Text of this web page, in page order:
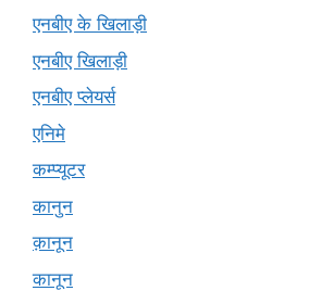
एनबीए के खिलाड़ी
एनबीए खिलाड़ी
एनबीए प्लेयर्स
एनिमे
कम्प्यूटर
कानुन
क़ानून
कानून